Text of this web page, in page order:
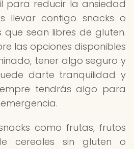
para reducir la ansiedad
llevar contigo snacks o
sean libres de gluten.
las opciones disponibles
tener algo seguro y
darte tranquilidad y
tendrás algo para
como frutas, frutos
cereales sin gluten o